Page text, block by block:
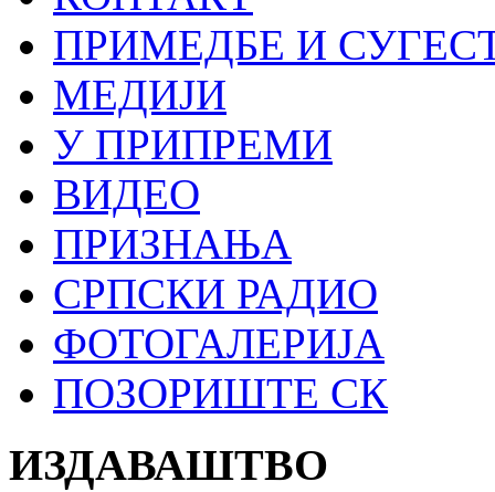
ПРИМЕДБЕ И
МЕДИЈИ
У ПРИПРЕМИ
ВИДЕО
ПРИЗНАЊА
СРПСКИ РАДИО
ФОТОГАЛЕРИЈА
ПОЗОРИШТЕ СК
ИЗДАВАШТВО